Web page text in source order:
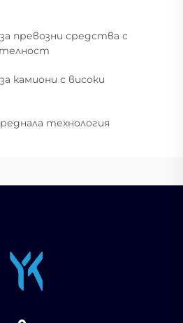
превозни средства с
камиони с високи
технология